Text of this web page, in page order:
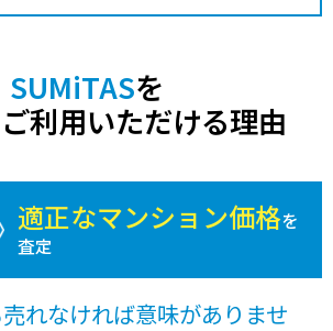
SUMiTASを
利用いただける理由
適正なマンション価格を
査定
れなければ意味がありませ